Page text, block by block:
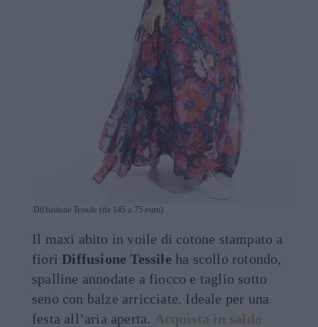
Diffusione Tessile (da 145 a 75 euro)
Il maxi abito in voile di cotone stampato a
fioriDiffusione Tessile ha scollo rotondo,
spalline annodate a fiocco e taglio sotto
seno con balze arricciate. Ideale per una
festa all’aria aperta. Acquista in saldo